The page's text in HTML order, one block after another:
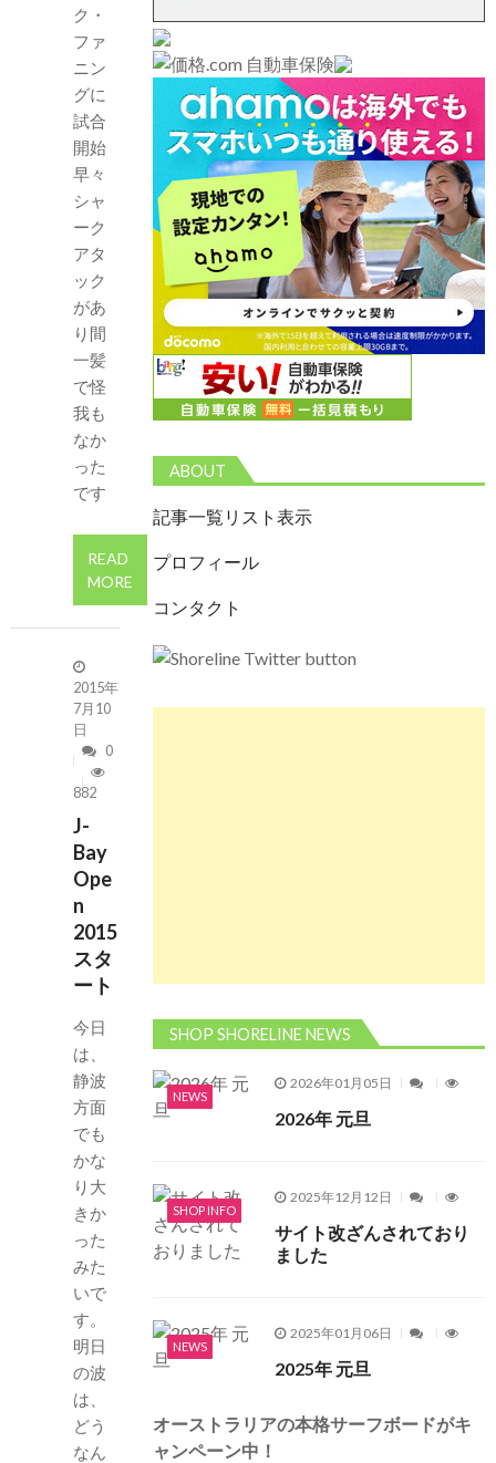
ク・
ファ
ニン
グに
試合
開始
早々
シャ
ーク
アタ
ック
があ
り間
一髪
で怪
我も
なか
った
です
READ
MORE
2015年
7月10
日
0
882
J-
Bay
Ope
n
2015
スタ
ート
今日
は、
静波
方面
でも
かな
り大
きか
った
みた
いで
す。
明日
の波
は、
どう
なん
ABOUT
記事一覧リスト表示
プロフィール
コンタクト
SHOP SHORELINE NEWS
NEWS
2026年01月05日
2026年 元旦
SHOP INFO
2025年12月12日
サイト改ざんされており
ました
NEWS
2025年01月06日
2025年 元旦
オーストラリアの本格サーフボードがキ
ャンペーン中！